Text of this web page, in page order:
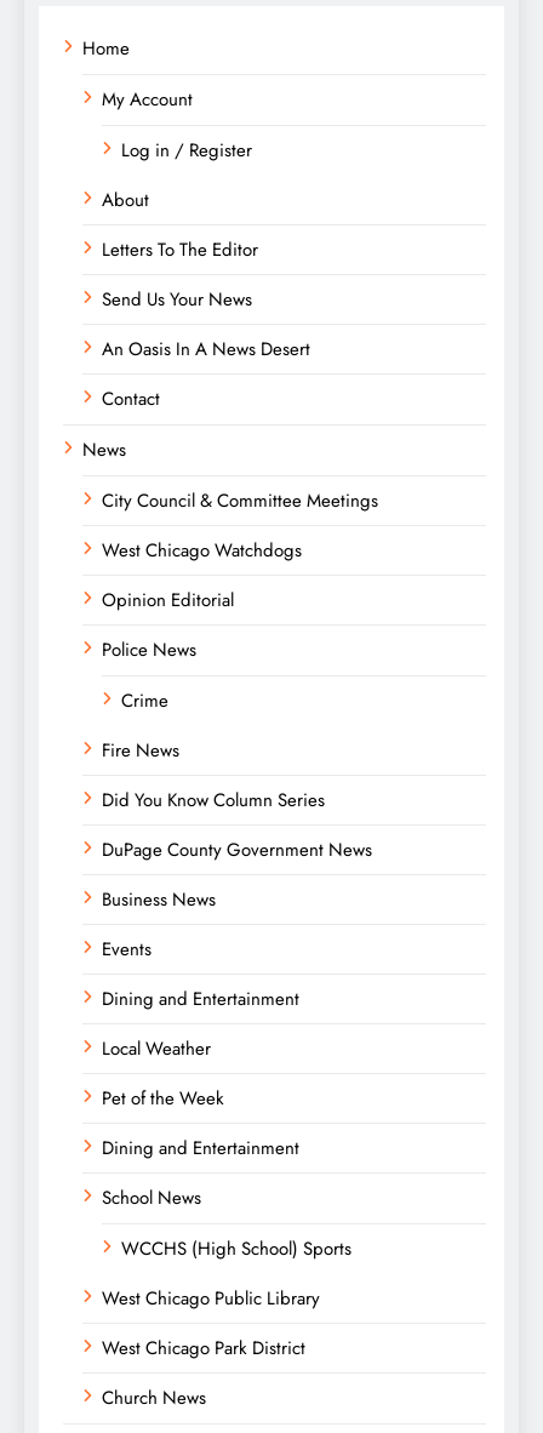
Home
My Account
Log in / Register
About
Letters To The Editor
Send Us Your News
An Oasis In A News Desert
Contact
News
City Council & Committee Meetings
West Chicago Watchdogs
Opinion Editorial
Police News
Crime
Fire News
Did You Know Column Series
DuPage County Government News
Business News
Events
Dining and Entertainment
Local Weather
Pet of the Week
Dining and Entertainment
School News
WCCHS (High School) Sports
West Chicago Public Library
West Chicago Park District
Church News